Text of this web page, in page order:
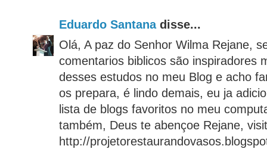
Eduardo Santanadisse...
Olá, A paz do Senhor Wilma Rejane,
comentarios biblicos são inspiradores
desses estudos no meu Blog e acho
os prepara, é lindo demais, eu ja
lista de blogs favoritos no meu
também, Deus te abençoe Rejane,
http://